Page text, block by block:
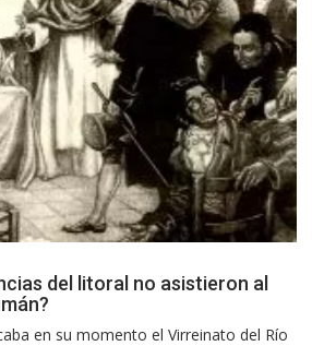
del litoral no asistieron al
en su momento el Virreinato del Río